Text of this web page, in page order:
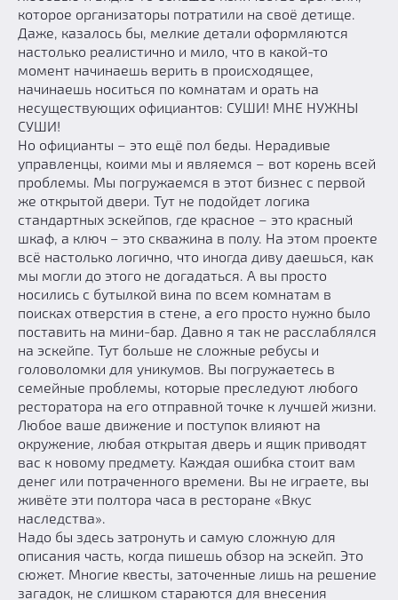
которое организаторы потратили на своё детище.
Даже, казалось бы, мелкие детали оформляются
настолько реалистично и мило, что в какой-то
момент начинаешь верить в происходящее,
начинаешь носиться по комнатам и орать на
несуществующих официантов: СУШИ! МНЕ НУЖНЫ
СУШИ!
Но официанты – это ещё пол беды. Нерадивые
управленцы, коими мы и являемся – вот корень всей
проблемы. Мы погружаемся в этот бизнес с первой
же открытой двери. Тут не подойдет логика
стандартных эскейпов, где красное – это красный
шкаф, а ключ – это скважина в полу. На этом проекте
всё настолько логично, что иногда диву даешься, как
мы могли до этого не догадаться. А вы просто
носились с бутылкой вина по всем комнатам в
поисках отверстия в стене, а его просто нужно было
поставить на мини-бар. Давно я так не расслаблялся
на эскейпе. Тут больше не сложные ребусы и
головоломки для уникумов. Вы погружаетесь в
семейные проблемы, которые преследуют любого
ресторатора на его отправной точке к лучшей жизни.
Любое ваше движение и поступок влияют на
окружение, любая открытая дверь и ящик приводят
вас к новому предмету. Каждая ошибка стоит вам
денег или потраченного времени. Вы не играете, вы
живёте эти полтора часа в ресторане «Вкус
наследства».
Надо бы здесь затронуть и самую сложную для
описания часть, когда пишешь обзор на эскейп. Это
сюжет. Многие квесты, заточенные лишь на решение
загадок, не слишком стараются для внесения